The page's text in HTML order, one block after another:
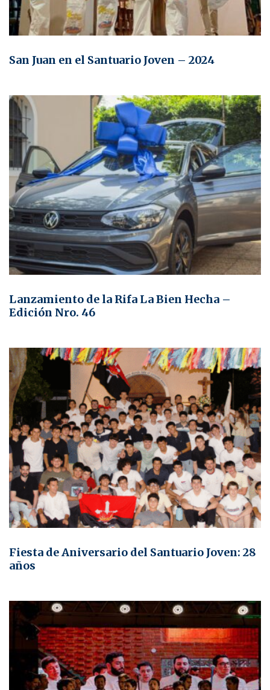
San Juan en el Santuario Joven – 2024
Lanzamiento de la Rifa La Bien Hecha –
Edición Nro. 46
Fiesta de Aniversario del Santuario Joven: 28
años